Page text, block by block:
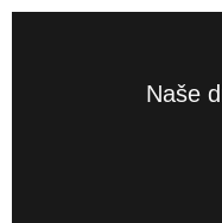
Naše